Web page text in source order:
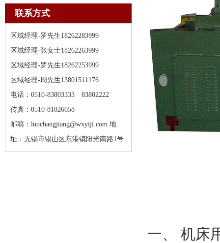
联系方式
区域经理-罗先生18262283999
区域经理-张女士18262263999
区域经理-罗先生18262253999
区域经理-周先生13801511176
电话：0510-83803333 83802222
传真：0510-81026658
邮箱：luochangjiang@wxyiji.com 地
址：无锡市锡山区东港镇阳光南路1号
一、 机床